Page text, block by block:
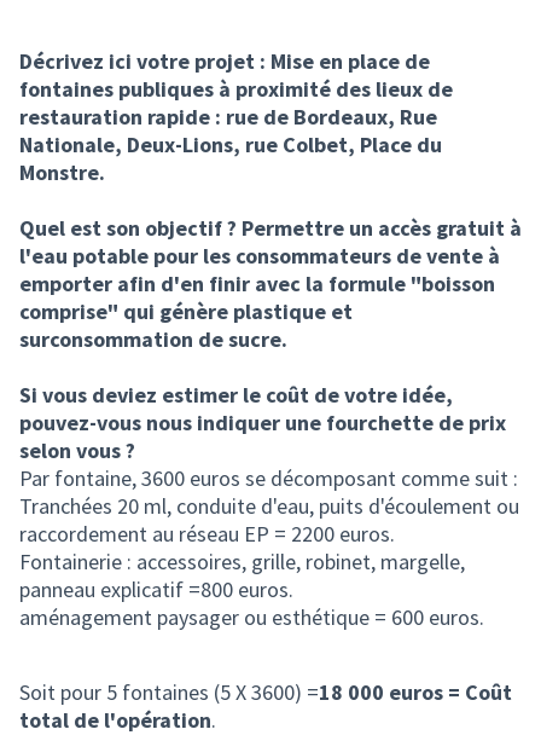
Décrivez ici votre projet : Mise en place de
fontaines publiques à proximité des lieux de
restauration rapide : rue de Bordeaux, Rue
Nationale, Deux-Lions, rue Colbet, Place du
Monstre.
Quel est son objectif ? Permettre un accès gratuit à
l'eau potable pour les consommateurs de vente à
emporter afin d'en finir avec la formule "boisson
comprise" qui génère plastique et
surconsommation de sucre.
Si vous deviez estimer le coût de votre idée,
pouvez-vous nous indiquer une fourchette de prix
selon vous ?
Par fontaine, 3600 euros se décomposant comme suit :
Tranchées 20 ml, conduite d'eau, puits d'écoulement ou
raccordement au réseau EP = 2200 euros.
Fontainerie : accessoires, grille, robinet, margelle,
panneau explicatif =800 euros.
aménagement paysager ou esthétique = 600 euros.
Soit pour 5 fontaines (5 X 3600) =18 000 euros = Coût
total de l'opération.